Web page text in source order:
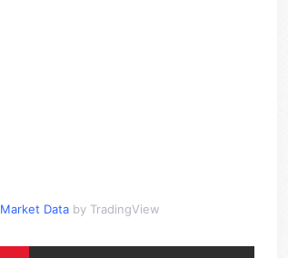
Market Databy TradingView